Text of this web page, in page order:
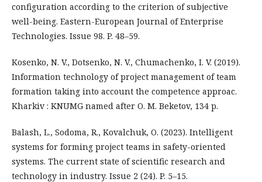
configuration according to the criterion of subjective
well-being. Eastern-European Journal of Enterprise
Technologies. Issue 98. P. 48–59.
Kosenko, N. V., Dotsenko, N. V., Chumachenko, I. V. (2019).
Information technology of project management of team
formation taking into account the competence approac.
Kharkiv : KNUMG named after O. M. Beketov, 134 p.
Balash, L., Sodoma, R., Kovalchuk, O. (2023). Intelligent
systems for forming project teams in safety-oriented
systems. The current state of scientific research and
technology in industry. Issue 2 (24). P. 5–15.